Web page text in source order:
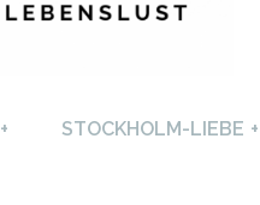
LEBENSLUST
+ STOCKHOLM-LIEBE +